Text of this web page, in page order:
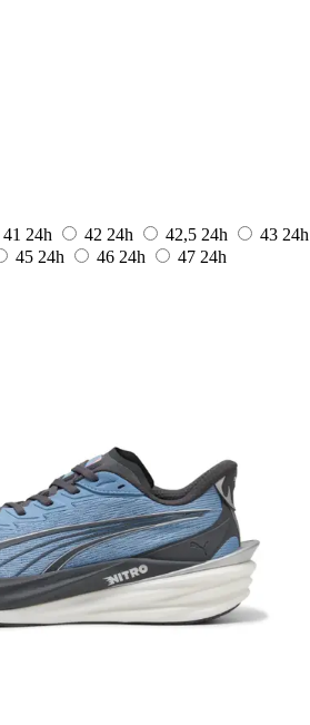
41 24h 42 24h 42,5 24h 43 24h
45 24h 46 24h 47 24h